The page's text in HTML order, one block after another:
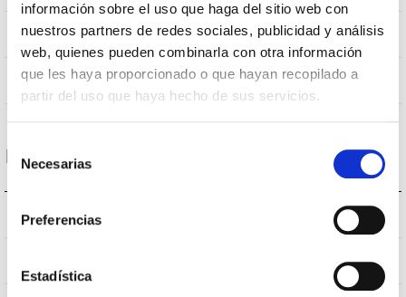
información sobre el uso que haga del sitio web con
nuestros partners de redes sociales, publicidad y análisis
web, quienes pueden combinarla con otra información
que les haya proporcionado o que hayan recopilado a
partir del uso que haya hecho de sus servicios.
de
consentimiento
Necesarias
Preferencias
Estadística
Posición de montaje Montaje en Brazo
Empalmable No
Datos ópticos
Temperatura de color 3.000K